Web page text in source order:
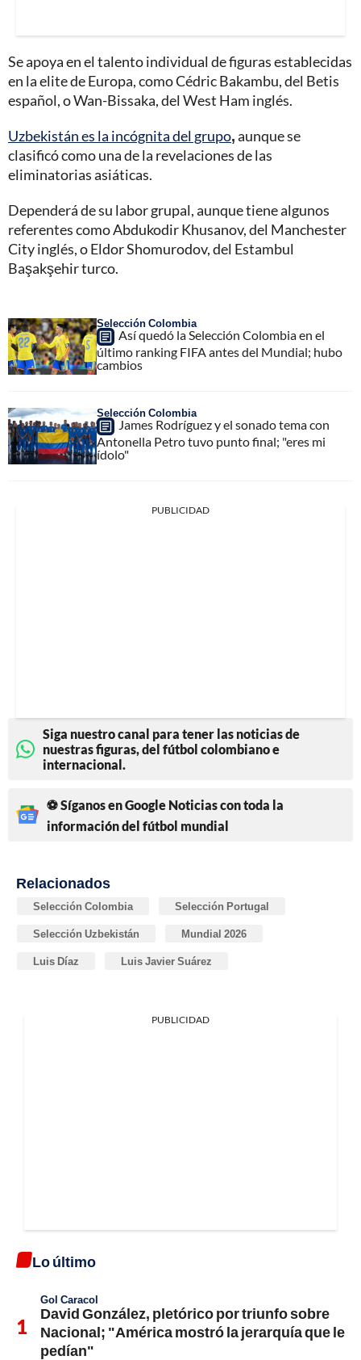
Se apoya en el talento individual de figuras establecidas
en la elite de Europa, como Cédric Bakambu, del Betis
español, o Wan-Bissaka, del West Ham inglés.
Uzbekistán es la incógnita del grupo,aunque se
clasificó como una de la revelaciones de las
eliminatorias asiáticas.
Dependerá de su labor grupal, aunque tiene algunos
referentes como Abdukodir Khusanov, del Manchester
City inglés, o Eldor Shomurodov, del Estambul
Başakşehir turco.
Selección Colombia
Así quedó la Selección Colombia en el
último ranking FIFA antes del Mundial; hubo
cambios
Selección Colombia
James Rodríguez y el sonado tema con
Antonella Petro tuvo punto final; "eres mi
ídolo"
PUBLICIDAD
Siga nuestro canal para tener las noticias de
nuestras figuras, del fútbol colombiano e
internacional.
⚽ Síganos en Google Noticias con toda la
información del fútbol mundial
Relacionados
Selección Colombia Selección Portugal
Selección Uzbekistán Mundial 2026
Luis Díaz Luis Javier Suárez
PUBLICIDAD
Lo último
Gol Caracol
David González, pletórico por triunfo sobre
Nacional; "América mostró la jerarquía que le
pedían"